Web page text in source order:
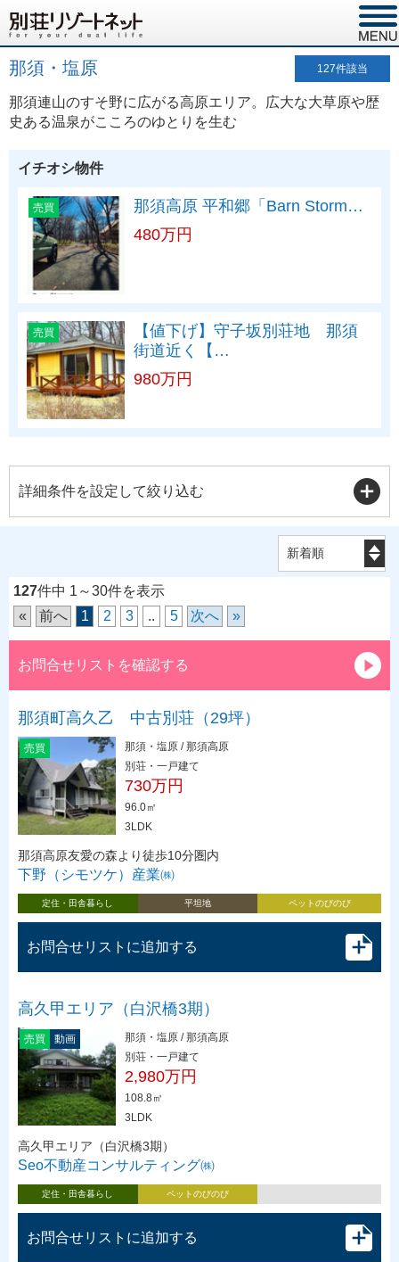
那須・塩原 127件該当
那須連山のすそ野に広がる高原エリア。広大な大草原や歴
史ある温泉がこころのゆとりを生む
イチオシ物件
売買
那須高原 平和郷「Barn Storm…
480万円
売買
【値下げ】守子坂別荘地 那須
街道近く【…
980万円
詳細条件を設定して絞り込む
127件中 1～30件を表示
«
前へ 1 2 3 .. 5 次へ »
お問合せリストを確認する
那須町高久乙 中古別荘（29坪）
売買
那須・塩原 / 那須高原
別荘・一戸建て
730万円
96.0㎡
3LDK
那須高原友愛の森より徒歩10分圏内
下野（シモツケ）産業㈱
定住・田舎暮らし 平坦地 ペットのびのび
お問合せリストに追加する
高久甲エリア（白沢橋3期）
売買 動画
那須・塩原 / 那須高原
別荘・一戸建て
2,980万円
108.8㎡
3LDK
高久甲エリア（白沢橋3期）
Seo不動産コンサルティング㈱
定住・田舎暮らし ペットのびのび
お問合せリストに追加する